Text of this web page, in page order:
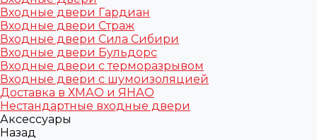
Входные двери Гардиан
Входные двери Страж
Входные двери Сила Сибири
Входные двери Бульдорс
Входные двери с терморазрывом
Входные двери с шумоизоляцией
Доставка в ХМАО и ЯНАО
Нестандартные входные двери
Аксессуары
Назад